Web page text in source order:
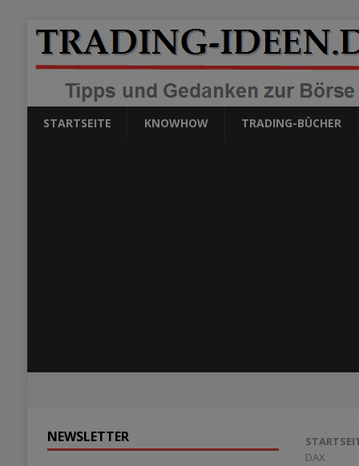
STARTSEITE KNOWHOW TRADING-BÜCHER
DAX
NEWSLETTER